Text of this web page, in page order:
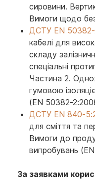
сировини.
Вимоги щодо
ДСТУ EN 50382-
кабелі для
складу
спеціальні
Частина 2.
гумовою
(EN 50382-
ДСТУ EN 840-
для сміття та
Вимоги до
випробувань
За заявками